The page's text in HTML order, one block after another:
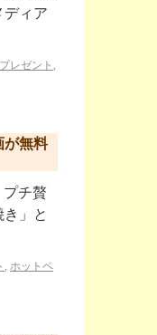
ディア
プレゼント ,
が無料
プチ贅
」と
, ホットペ